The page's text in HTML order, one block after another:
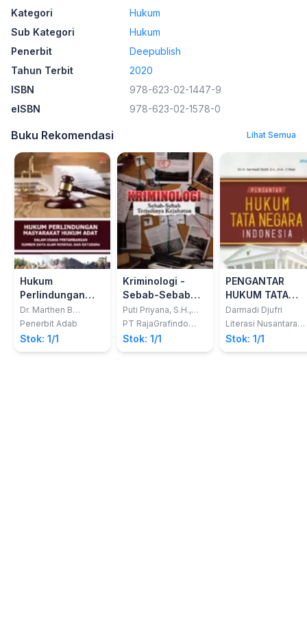
Kategori
Hukum
Sub Kategori
Hukum
Penerbit
Deepublish
Tahun Terbit
2020
ISBN
978-623-02-1447-9
eISBN
978-623-02-1578-0
Buku Rekomendasi Lihat Semua
Hukum
Perlindungan
Masyarakat
dalam Usaha
Pertambangan
Sumber Daya
Dr. Marthen B
Salinding, S.H, M.H.
Penerbit Adab
Stok: 1/1
Kriminologi -
Sebab-Sebab
Terjadinya
Kejahatan
Puti Priyana, S.H.,
M.H.; Andika Dwi
Yuliardi
PT RajaGrafindo
Persada
Stok: 1/1
PENGANTAR
HUKUM TATA
NEGARA
INDONESIA
Darmadi Djufri
Literasi Nusantara
Abadi
Stok: 1/1